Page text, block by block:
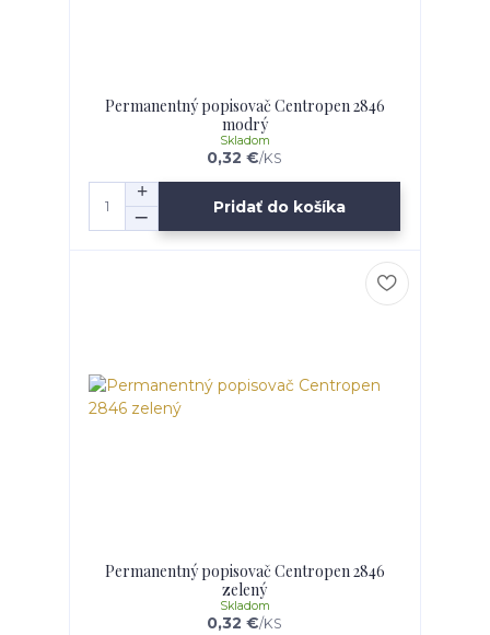
Permanentný popisovač Centropen 2846
modrý
0,32 €/KS
Skladom
Pridať do košíka
Permanentný popisovač Centropen 2846
zelený
0,32 €/KS
Skladom